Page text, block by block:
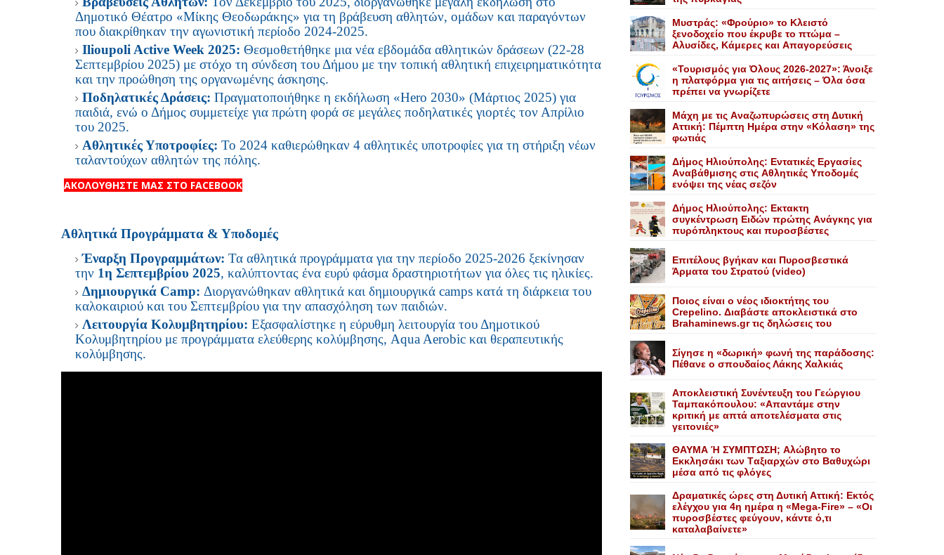
Δημοτικό Θέατρο «Μίκης Θεοδωράκης» για τη βράβευση αθλητών, ομάδων και παραγόντων
που διακρίθηκαν την αγωνιστική περίοδο 2024-2025.
Ilioupoli Active Week 2025: Θεσμοθετήθηκε μια νέα εβδομάδα αθλητικών δράσεων (22-28
Σεπτεμβρίου 2025) με στόχο τη σύνδεση του Δήμου με την τοπική αθλητική επιχειρηματικότητα
και την προώθηση της οργανωμένης άσκησης.
Ποδηλατικές Δράσεις: Πραγματοποιήθηκε η εκδήλωση «Hero 2030» (Μάρτιος 2025) για
παιδιά, ενώ ο Δήμος συμμετείχε για πρώτη φορά σε μεγάλες ποδηλατικές γιορτές τον Απρίλιο
του 2025.
Αθλητικές Υποτροφίες: Το 2024 καθιερώθηκαν 4 αθλητικές υποτροφίες για τη στήριξη νέων
ταλαντούχων αθλητών της πόλης.
ΑΚΟΛΟΥΘΗΣΤΕ ΜΑΣ ΣΤΟ FACEBOOK
Αθλητικά Προγράμματα & Υποδομές
Έναρξη Προγραμμάτων: Τα αθλητικά προγράμματα για την περίοδο 2025-2026 ξεκίνησαν
την 1η Σεπτεμβρίου 2025, καλύπτοντας ένα ευρύ φάσμα δραστηριοτήτων για όλες τις ηλικίες.
Δημιουργικά Camp: Διοργανώθηκαν αθλητικά και δημιουργικά camps κατά τη διάρκεια του
καλοκαιριού και του Σεπτεμβρίου για την απασχόληση των παιδιών.
Λειτουργία Κολυμβητηρίου: Εξασφαλίστηκε η εύρυθμη λειτουργία του Δημοτικού
Κολυμβητηρίου με προγράμματα ελεύθερης κολύμβησης, Aqua Aerobic και θεραπευτικής
κολύμβησης.
Mυστράς: «Φρούριο» το Kλειστό
ξενοδοχείο που έκρυβε το πτώμα –
Aλυσίδες, Kάμερες και Aπαγορεύσεις
«Τουρισμός για Όλους 2026-2027»: Άνοιξε
η πλατφόρμα για τις αιτήσεις – Όλα όσα
πρέπει να γνωρίζετε
Mάχη με τις Aναζωπυρώσεις στη Δυτική
Aττική: Πέμπτη Hμέρα στην «Kόλαση» της
φωτιάς
Δήμος Ηλιούπολης: Eντατικές Eργασίες
Aναβάθμισης στις Aθλητικές Yποδομές
ενόψει της νέας σεζόν
Δήμος Ηλιούπολης: Eκτακτη
συγκέντρωση Eιδών πρώτης Aνάγκης για
πυρόπληκτους και πυροσβέστες
Επιτέλους βγήκαν και Πυροσβεστικά
Άρματα του Στρατού (video)
Ποιος είναι ο νέος ιδιοκτήτης του
Crepelino. Διαβάστε αποκλειστικά στο
Brahaminews.gr τις δηλώσεις του
Σίγησε η «δωρική» φωνή της παράδοσης:
Πέθανε o σπουδαίος Λάκης Xαλκιάς
Αποκλειστική Συνέντευξη του Γεώργιου
Ταμπακόπουλου: «Απαντάμε στην
κριτική με απτά αποτελέσματα στις
γειτονιές»
ΘΑΥΜΑ Ή ΣΥΜΠΤΩΣΗ; Aλώβητο το
Eκκλησάκι των Tαξιαρχών στο Bαθυχώρι
μέσα από τις φλόγες
Δραματικές ώρες στη Δυτική Αττική: Εκτός
ελέγχου για 4η ημέρα η «Mega-Fire» – «Οι
πυροσβέστες φεύγουν, κάντε ό,τι
καταλαβαίνετε»